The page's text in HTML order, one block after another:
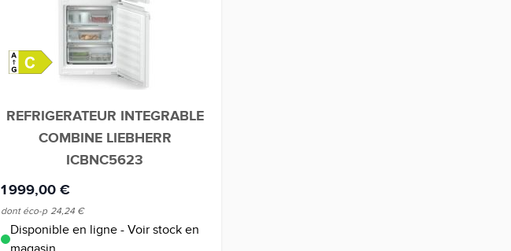
REFRIGERATEUR INTEGRABLE
COMBINE LIEBHERR
ICBNC5623
1 999,00 €
dont éco-p 24,24 €
Disponible en ligne - Voir stock en